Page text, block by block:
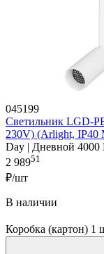
045199
Светильник LGD-
230V) (Arlight, IP40
Day | Дневной 4000
2 98951
₽/шт
В наличии
Коробка (картон)